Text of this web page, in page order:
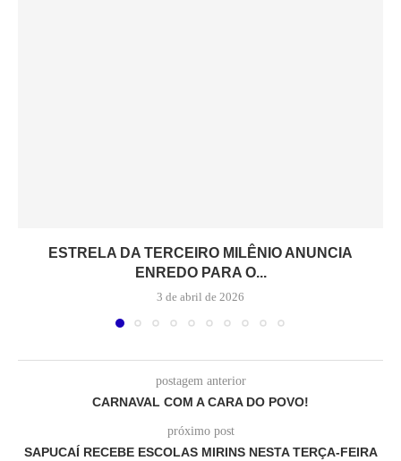
ESTRELA DA TERCEIRO MILÊNIO ANUNCIA
ENREDO PARA O...
3 de abril de 2026
postagem anterior
CARNAVAL COM A CARA DO POVO!
próximo post
SAPUCAÍ RECEBE ESCOLAS MIRINS NESTA TERÇA-FEIRA